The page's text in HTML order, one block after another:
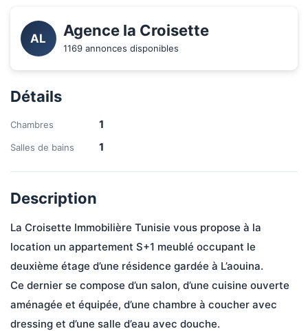
AL Agence la Croisette
1169 annonces disponibles
Détails
Chambres 1
Salles de bains 1
Description
La Croisette Immobilière Tunisie vous propose à la
location un appartement S+1 meublé occupant le
deuxième étage d’une résidence gardée à L’aouina.
Ce dernier se compose d’un salon, d’une cuisine ouverte
aménagée et équipée, d’une chambre à coucher avec
dressing et d’une salle d’eau avec douche.